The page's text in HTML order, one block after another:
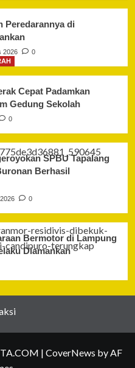
Peredarannya di
2026
0
Cepat Padamkan
Gedung Sekolah
0
SPBU Tapalang
Berhasil
0
Bermotor di Lampung
Diamankan
| CoverNews by AF